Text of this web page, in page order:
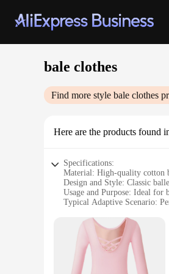
bale clothes
Find more style bale clothes
Here are the products found
Specifications:
Material: High-quality cotton
Design and Style: Classic
Usage and Purpose: Ideal for
Typical Adaptive Scenario:
Performance and Property:
Features:
**Elegant Craftsmanship
The bale clothes Балет
breathability and durability,